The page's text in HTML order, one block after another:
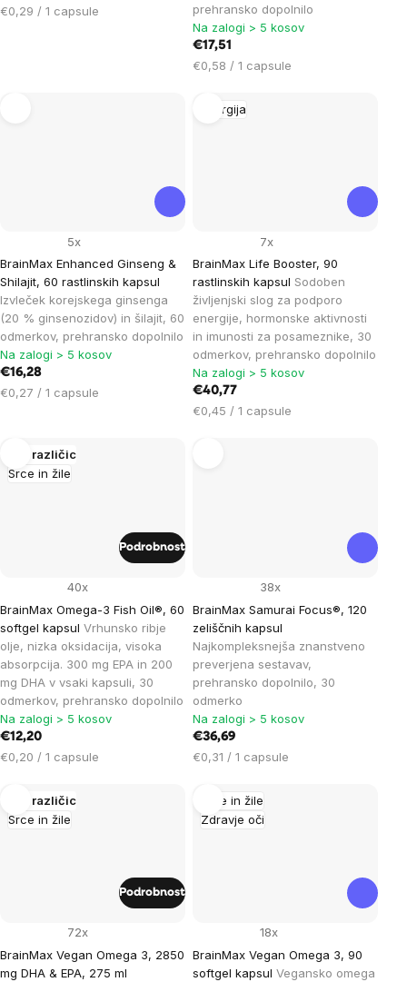
Cena
€0,29 / 1 capsule
prehransko dopolnilo
Na zalogi > 5 kosov
€17,51
Cena
enoto:
€0,58 / 1 capsule
BrainMax Enhanced Ginseng &
Shilajit, 60 rastlinskih kapsul
Izvleček korejskega ginsenga
(20 % ginsenozidov) in šilajit, 60
odmerkov, prehransko dopolnilo
5x
Na zalogi > 5 kosov
€16,28
Cena
€0,27 / 1 capsule
Energija
BrainMax Life Booster, 90
rastlinskih kapsul Sodoben
življenjski slog za podporo
energije, hormonske aktivnosti
in imunosti za posameznike, 30
odmerkov, prehransko dopolnilo
7x
Na zalogi > 5 kosov
€40,77
Cena
€0,45 / 1 capsule
Srce in žile
Več različic
BrainMax Omega-3 Fish Oil®, 60
softgel kapsul Vrhunsko ribje
olje, nizka oksidacija, visoka
absorpcija. 300 mg EPA in 200
mg DHA v vsaki kapsuli, 30
odmerkov, prehransko dopolnilo
40x
Na zalogi > 5 kosov
€12,20
Cena
€0,20 / 1 capsule
Podrobnost
BrainMax Samurai Focus®, 120
zeliščnih kapsul
Najkompleksnejša znanstveno
preverjena sestavav,
prehransko dopolnilo, 30
odmerko
38x
Na zalogi > 5 kosov
€36,69
Cena
enoto:
€0,31 / 1 capsule
Srce in žile
Več različic
BrainMax Vegan Omega 3, 2850
mg DHA & EPA, 275 ml
72x
Podrobnost
Srce in žile
Zdravje oči
BrainMax Vegan Omega 3, 90
softgel kapsul Vegansko omega
18x